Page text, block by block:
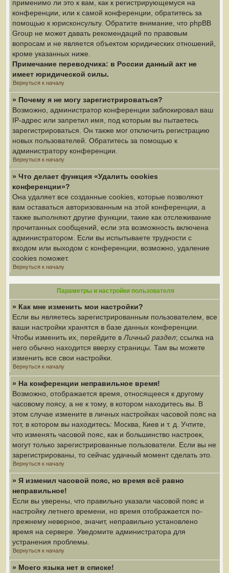
применимо ли это к вам, как к регистрирующемуся на
конференции, или к самой конференции, обратитесь за
помощью к юрисконсульту. Обратите внимание, что phpBB
Group не может давать рекомендаций по правовым
вопросам и не является объектом юридических отношений,
кроме указанных ниже.
Примечание переводчика: в России данный акт не
имеет юридической силы.
Вернуться к началу
» Почему я не могу зарегистрироваться?
Возможно, администратор конференции заблокировал ваш
IP-адрес или запретил имя, под которым вы пытаетесь
зарегистрироваться. Он также мог отключить регистрацию
новых пользователей. Обратитесь за помощью к
администратору конференции.
Вернуться к началу
» Что делает функция «Удалить cookies
конференции»?
Она удаляет все созданные cookies, которые позволяют
вам оставаться авторизованным на этой конференции, а
также выполняют другие функции, такие как отслеживание
прочитанных сообщений, если эта возможность включена
администратором. Если вы испытываете трудности с
входом или выходом с конференции, возможно, удаление
cookies поможет.
Вернуться к началу
Параметры и настройки пользователя
» Как мне изменить мои настройки?
Если вы являетесь зарегистрированным пользователем, все
ваши настройки хранятся в базе данных конференции.
Чтобы изменить их, перейдите в Личный раздел; ссылка на
него обычно находится вверху страницы. Там вы можете
изменить все свои настройки.
Вернуться к началу
» На конференции неправильное время!
Возможно, отображается время, относящееся к другому
часовому поясу, а не к тому, в котором находитесь вы. В
этом случае измените в личных настройках часовой пояс на
тот, в котором вы находитесь: Москва, Киев и т. д. Учтите,
что изменять часовой пояс, как и большинство настроек,
могут только зарегистрированные пользователи. Если вы не
зарегистрированы, то сейчас удачный момент сделать это.
Вернуться к началу
» Я изменил часовой пояс, но время всё равно
неправильное!
Если вы уверены, что правильно указали часовой пояс и
настройку летнего времени, но время отображается по-
прежнему неверное, значит, неправильно установлено
время на сервере. Уведомите администратора для
устранения проблемы.
Вернуться к началу
» Моего языка нет в списке!